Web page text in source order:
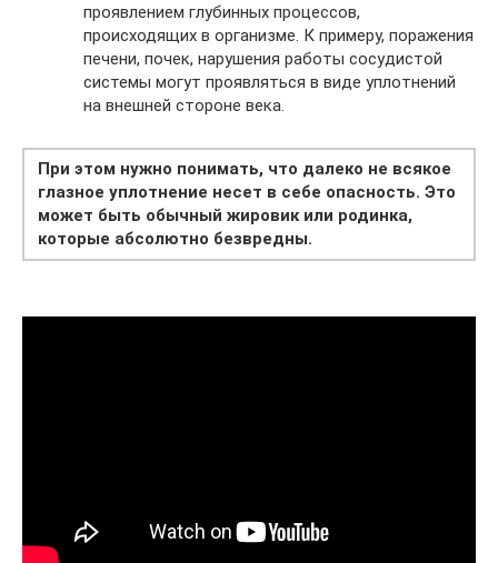
проявлением глубинных процессов,
происходящих в организме. К примеру, поражения
печени, почек, нарушения работы сосудистой
системы могут проявляться в виде уплотнений
на внешней стороне века.
При этом нужно понимать, что далеко не всякое
глазное уплотнение несет в себе опасность. Это
может быть обычный жировик или родинка,
которые абсолютно безвредны.